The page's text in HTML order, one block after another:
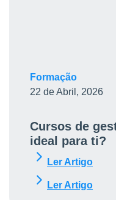
Formação
22 de Abril, 2026
Cursos de
ideal para ti?
Ler Artigo
Ler Artigo